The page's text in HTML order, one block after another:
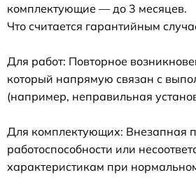
комплектующие — до 3 месяцев.
Что считается гарантийным
Для работ: Повторное
который напрямую связан с
(например, неправильная
Для комплектующих: Внезапная
работоспособности или
характеристикам при